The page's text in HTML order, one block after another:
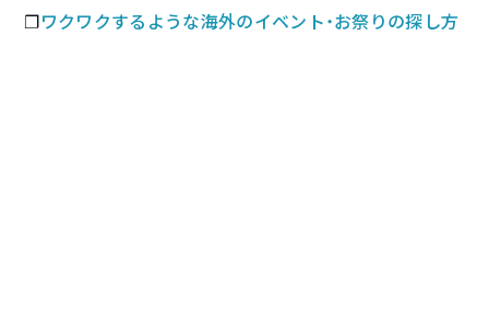
❐ワクワクするような海外のイベント・お祭りの探し方